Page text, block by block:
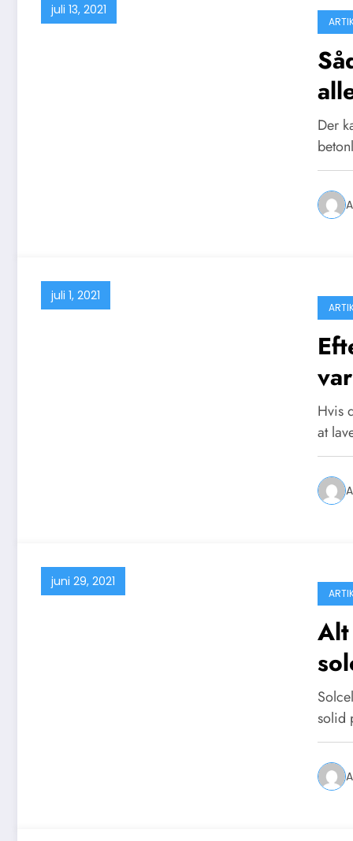
juli 13, 2021
Der
juli 1, 2021
Hvis
at
juni 29, 2021
solid